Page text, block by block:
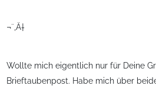
¬¨‚Ä†
Wollte mich eigentlich nur für Deine
Brieftaubenpost. Habe mich über